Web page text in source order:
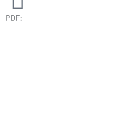
PDF: